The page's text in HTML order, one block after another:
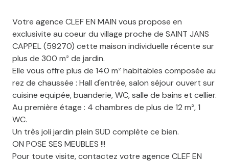
Votre agence CLEF EN MAIN vous propose en
exclusivite au coeur du village proche de SAINT JANS
CAPPEL (59270) cette maison individuelle récente sur
plus de 300 m² de jardin.
Elle vous offre plus de 140 m² habitables composée au
rez de chaussée : Hall d'entrée, salon séjour ouvert sur
cuisine equipée, buanderie, WC, salle de bains et cellier.
Au première étage : 4 chambres de plus de 12 m², 1
WC.
Un très joli jardin plein SUD complète ce bien.
ON POSE SES MEUBLES !!!
Pour toute visite, contactez votre agence CLEF EN